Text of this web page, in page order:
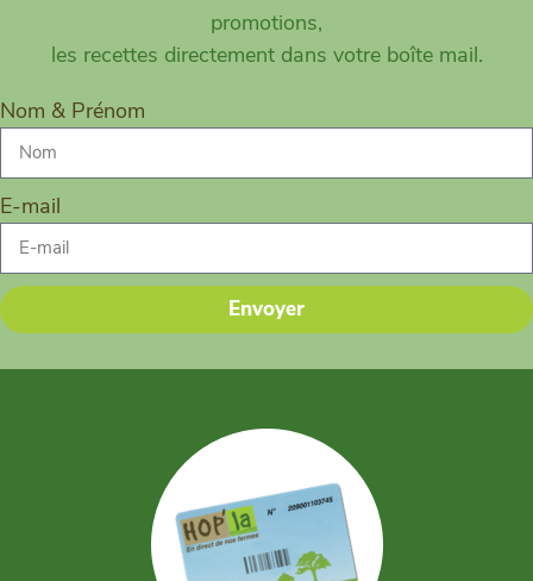
promotions,
les recettes directement dans votre boîte mail.
Nom & Prénom
E-mail
Envoyer